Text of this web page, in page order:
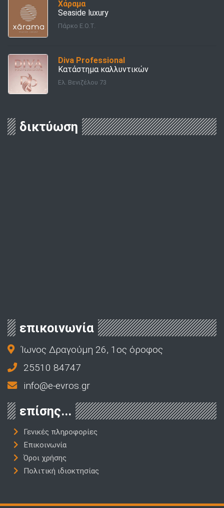
Χάραμα
Seaside luxury
Πάρκο Ε.Ο.Τ.
Diva Professional
Κατάστημα καλλυντικών
Ελ. Βενιζέλου 73
δικτύωση
επικοινωνία
Ίωνος Δραγούμη 26, 1ος όροφος
25510 84747
info@e-evros.gr
επίσης...
Γενικές πληροφορίες
Επικοινωνία
Όροι χρήσης
Πολιτική ιδιοκτησίας